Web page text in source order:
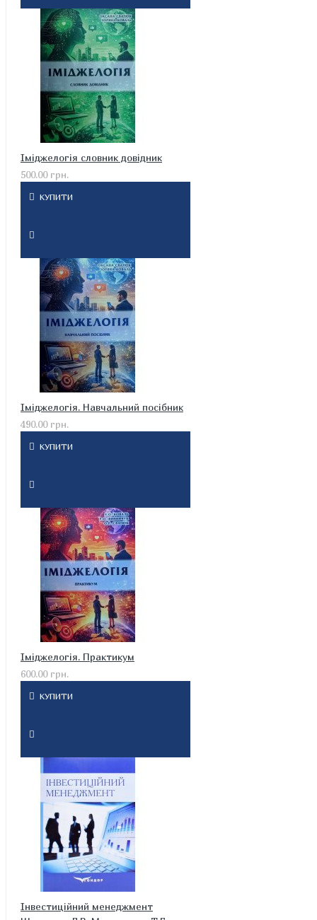
Іміджелогія словник довідник
500.00 грн.
КУПИТИ
Іміджелогія. Навчальний посібник
490.00 грн.
КУПИТИ
Іміджелогія. Практикум
600.00 грн.
КУПИТИ
Інвестиційний менеджмент